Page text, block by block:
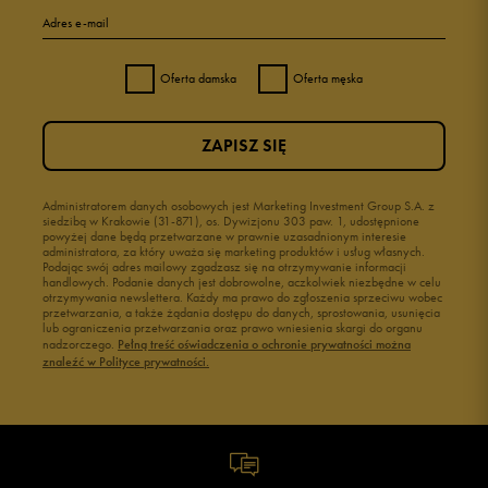
Adres e-mail
Oferta damska Oferta męska
Administratorem danych osobowych jest Marketing Investment Group S.A. z
siedzibą w Krakowie (31-871), os. Dywizjonu 303 paw. 1, udostępnione
powyżej dane będą przetwarzane w prawnie uzasadnionym interesie
administratora, za który uważa się marketing produktów i usług własnych.
Podając swój adres mailowy zgadzasz się na otrzymywanie informacji
handlowych. Podanie danych jest dobrowolne, aczkolwiek niezbędne w celu
otrzymywania newslettera. Każdy ma prawo do zgłoszenia sprzeciwu wobec
przetwarzania, a także żądania dostępu do danych, sprostowania, usunięcia
lub ograniczenia przetwarzania oraz prawo wniesienia skargi do organu
nadzorczego. Pełną treść oświadczenia o ochronie prywatności można
znaleźć w Polityce prywatności.
ZAPISZ SIĘ